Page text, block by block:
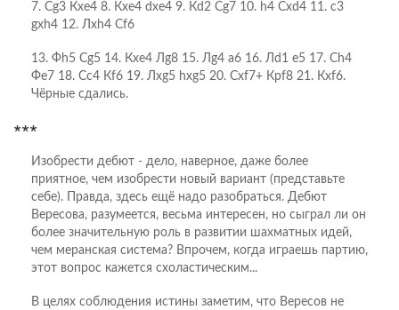
7. Сg3 Кxe4 8. Кxe4 dxe4 9. Кd2 Сg7 10. h4 Сxd4 11. c3
gxh4 12. Лxh4 Сf6
13. Фh5 Сg5 14. Кxe4 Лg8 15. Лg4 a6 16. Лd1 e5 17. Сh4
Фe7 18. Сc4 Кf6 19. Лxg5 hxg5 20. Сxf7+ Крf8 21. Кxf6.
Чёрные сдались.
***
Изобрести дебют - дело, наверное, даже более
приятное, чем изобрести новый вариант (представьте
себе). Правда, здесь ещё надо разобраться. Дебют
Вересова, разумеется, весьма интересен, но сыграл ли он
более значительную роль в развитии шахматных идей,
чем меранская система? Впрочем, когда играешь партию,
этот вопрос кажется схоластическим...
В целях соблюдения истины заметим, что Вересов не